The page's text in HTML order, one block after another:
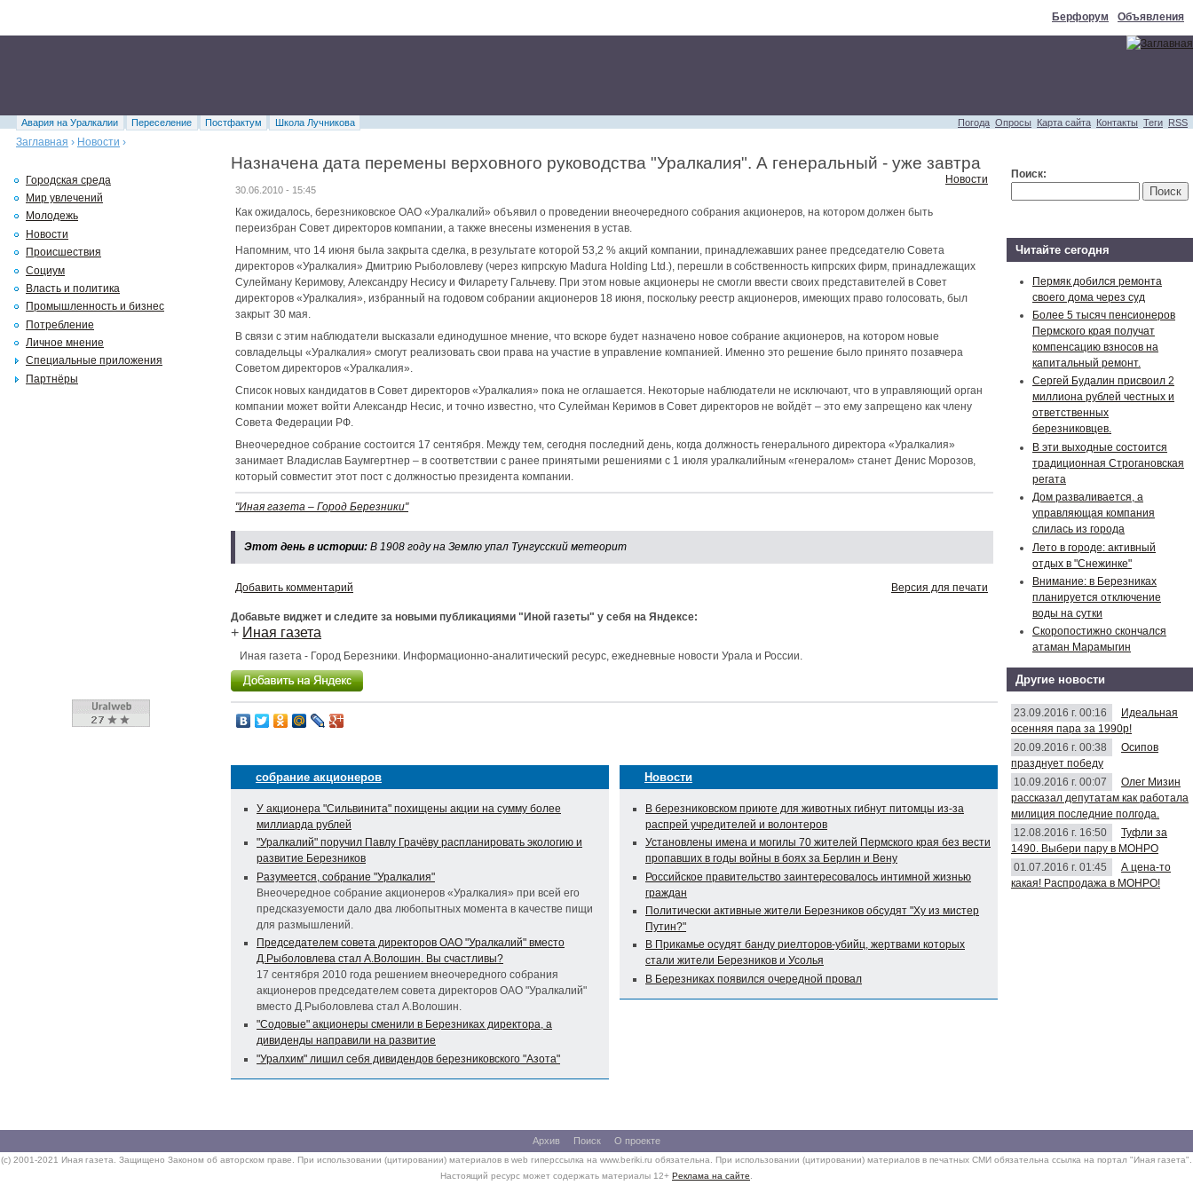
Берфорум Объявления
Погода Опросы Карта сайта Контакты Теги RSS
Авария на Уралкалии Переселение Постфактум
Школа Лучникова
Заглавная › Новости ›
Назначена дата перемены верховного руководства "Уралкалия". А генеральный - уже завтра
Новости
30.06.2010 - 15:45
Как ожидалось, березниковское ОАО «Уралкалий» объявил о проведении внеочередного собрания акционеров, на котором должен быть
переизбран Совет директоров компании, а также внесены изменения в устав.
Напомним, что 14 июня была закрыта сделка, в результате которой 53,2 % акций компании, принадлежавших ранее председателю Совета
директоров «Уралкалия» Дмитрию Рыболовлеву (через кипрскую Madura Holding Ltd.), перешли в собственность кипрских фирм, принадлежащих
Сулейману Керимову, Александру Несису и Филарету Гальчеву. При этом новые акционеры не смогли ввести своих представителей в Совет
директоров «Уралкалия», избранный на годовом собрании акционеров 18 июня, поскольку реестр акционеров, имеющих право голосовать, был
закрыт 30 мая.
В связи с этим наблюдатели высказали единодушное мнение, что вскоре будет назначено новое собрание акционеров, на котором новые
совладельцы «Уралкалия» смогут реализовать свои права на участие в управление компанией. Именно это решение было принято позавчера
Советом директоров «Уралкалия».
Список новых кандидатов в Совет директоров «Уралкалия» пока не оглашается. Некоторые наблюдатели не исключают, что в управляющий орган
компании может войти Александр Несис, и точно известно, что Сулейман Керимов в Совет директоров не войдёт – это ему запрещено как члену
Совета Федерации РФ.
Внеочередное собрание состоится 17 сентября. Между тем, сегодня последний день, когда должность генерального директора «Уралкалия»
занимает Владислав Баумгертнер – в соответствии с ранее принятыми решениями с 1 июля уралкалийным «генералом» станет Денис Морозов,
который совместит этот пост с должностью президента компании.
"Иная газета – Город Березники"
Этот день в истории: В 1908 году на Землю упал Тунгусский метеорит
Добавить комментарий Версия для печати
Добавьте виджет и следите за новыми публикациями "Иной газеты" у себя на Яндексе:
+ Иная газета
Иная газета - Город Березники. Информационно-аналитический ресурс, ежедневные новости Урала и России.
собрание акционеров
У акционера "Сильвинита" похищены акции на сумму более
миллиарда рублей
"Уралкалий" поручил Павлу Грачёву распланировать экологию и
развитие Березников
Разумеется, собрание "Уралкалия"
Внеочередное собрание акционеров «Уралкалия» при всей его
предсказуемости дало два любопытных момента в качестве пищи
для размышлений.
Председателем совета директоров ОАО "Уралкалий" вместо
Д.Рыболовлева стал А.Волошин. Вы счастливы?
17 сентября 2010 года решением внеочередного собрания
акционеров председателем совета директоров ОАО "Уралкалий"
вместо Д.Рыболовлева стал А.Волошин.
"Содовые" акционеры сменили в Березниках директора, а
дивиденды направили на развитие
"Уралхим" лишил себя дивидендов березниковского "Азота"
Новости
В березниковском приюте для животных гибнут питомцы из-за
распрей учредителей и волонтеров
Установлены имена и могилы 70 жителей Пермского края без вести
пропавших в годы войны в боях за Берлин и Вену
Российское правительство заинтересовалось интимной жизнью
граждан
Политически активные жители Березников обсудят "Ху из мистер
Путин?"
В Прикамье осудят банду риелторов-убийц, жертвами которых
стали жители Березников и Усолья
В Березниках появился очередной провал
Городская среда
Мир увлечений
Молодежь
Новости
Происшествия
Социум
Власть и политика
Промышленность и бизнес
Потребление
Личное мнение
Специальные приложения
Партнёры
Поиск:
Читайте сегодня
Пермяк добился ремонта
своего дома через суд
Более 5 тысяч пенсионеров
Пермского края получат
компенсацию взносов на
капитальный ремонт.
Сергей Будалин присвоил 2
миллиона рублей честных и
ответственных
березниковцев.
В эти выходные состоится
традиционная Строгановская
регата
Дом разваливается, а
управляющая компания
слилась из города
Лето в городе: активный
отдых в "Снежинке"
Внимание: в Березниках
планируется отключение
воды на сутки
Скоропостижно скончался
атаман Марамыгин
Другие новости
23.09.2016 г. 00:16
Идеальная
осенняя пара за 1990р!
20.09.2016 г. 00:38
Осипов
празднует победу
10.09.2016 г. 00:07
Олег Мизин
рассказал депутатам как работала
милиция последние полгода.
12.08.2016 г. 16:50
Туфли за
1490. Выбери пару в МОНРО
01.07.2016 г. 01:45
А цена-то
какая! Распродажа в МОНРО!
Архив Поиск О проекте
(c) 2001-2021 Иная газета. Защищено Законом об авторском праве. При использовании (цитировании) материалов в web гиперссылка на www.beriki.ru обязательна. При использовании (цитировании) материалов в печатных СМИ обязательна ссылка на портал "Иная газета".
Настоящий ресурс может содержать материалы 12+ Реклама на сайте